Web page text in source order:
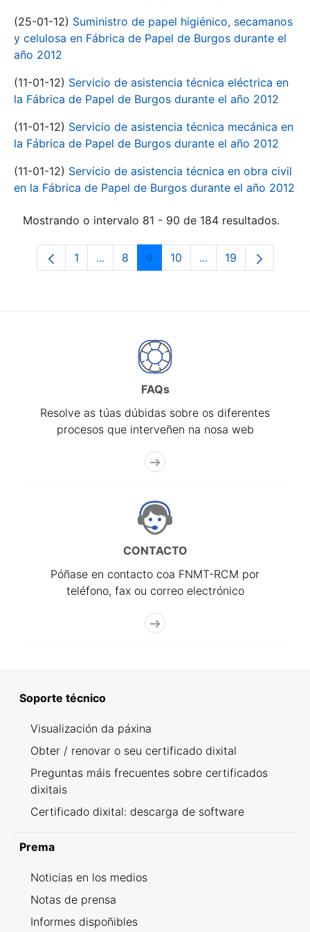
(25-01-12) Suministro de papel higiénico, secamanos
y celulosa en Fábrica de Papel de Burgos durante el
año 2012
(11-01-12) Servicio de asistencia técnica eléctrica en
la Fábrica de Papel de Burgos durante el año 2012
(11-01-12) Servicio de asistencia técnica mecánica en
la Fábrica de Papel de Burgos durante el año 2012
(11-01-12) Servicio de asistencia técnica en obra civil
en la Fábrica de Papel de Burgos durante el año 2012
Mostrando o intervalo 81 - 90 de 184 resultados.
Páxina
1 ...Páxinas intermedias Use pestaña para
Páxina
8 Páxina
9 Páxina
10 ...PáxinasPáxina
19
FAQs
Resolve as túas dúbidas sobre os diferentes
procesos que interveñen na nosa web
CONTACTO
Póñase en contacto coa FNMT-RCM por
teléfono, fax ou correo electrónico
Soporte técnico
Visualización da páxina
Obter / renovar o seu certificado dixital
Preguntas máis frecuentes sobre certificados
dixitais
Certificado dixital: descarga de software
Prema
Noticias en los medios
Notas de prensa
Informes dispoñibles